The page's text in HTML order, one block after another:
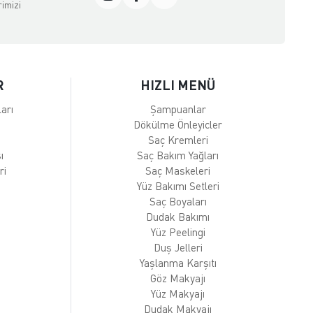
HIZLI MENÜ
Şampuanlar
Dökülme Önleyicler
Saç Kremleri
Saç Bakım Yağları
Saç Maskeleri
Yüz Bakımı Setleri
Saç Boyaları
Dudak Bakımı
Yüz Peelingi
Duş Jelleri
Yaşlanma Karşıtı
Göz Makyajı
Yüz Makyajı
Dudak Makyajı